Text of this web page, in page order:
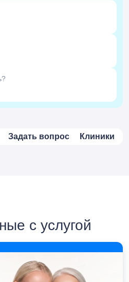
Задать вопрос Клиники
с услугой